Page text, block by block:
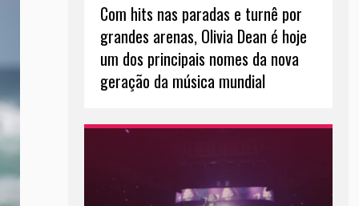
Com hits nas paradas e turnê por
grandes arenas, Olivia Dean é hoje
um dos principais nomes da nova
geração da música mundial